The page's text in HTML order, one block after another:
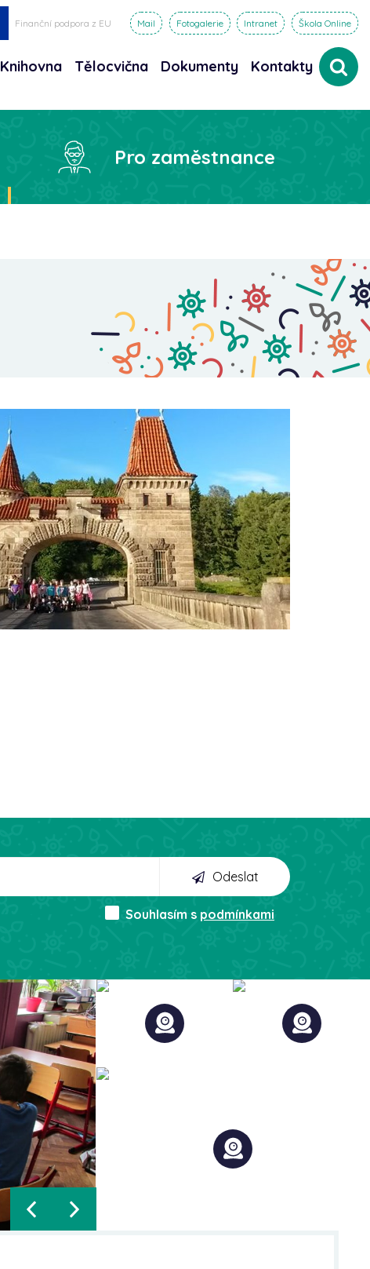
Finanční podpora z EU Mail Fotogalerie Intranet Škola Online
Knihovna Tělocvična Dokumenty Kontakty
Pro zaměstnance
Odeslat
Souhlasím s podmínkami